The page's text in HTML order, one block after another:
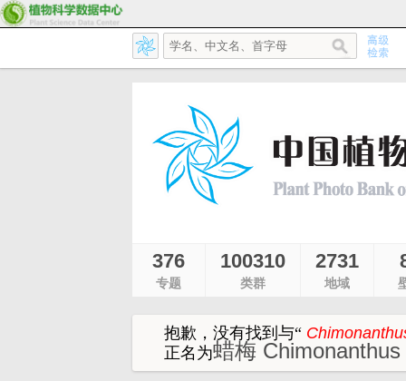
376
专题
100310
类群
2731
地域
抱歉，没有找到与“
正名为蜡梅